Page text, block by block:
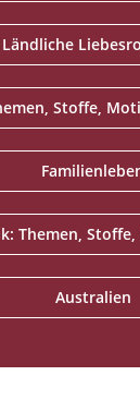
Ländliche
Stoffe,
Themen,
Australien